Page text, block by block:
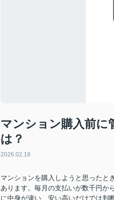
マンション購入前に
は？
2026.02.18
マンションを購入しようと思ったと
あります。毎月の支払いが数千円か
に中身が違い、安い高いだけでは判